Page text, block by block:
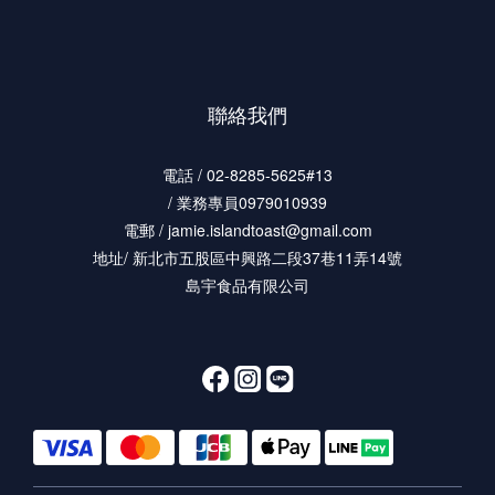
聯絡我們
電話 / 02-8285-5625#13
/ 業務專員0979010939
電郵 / jamie.islandtoast@gmail.com
地址/ 新北市五股區中興路二段37巷11弄14號
島宇食品有限公司